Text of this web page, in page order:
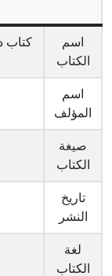
اسم
الكتاب
اسم
المؤلف
صيغة
الكتاب
تاريخ
النشر
لغة
الكتاب